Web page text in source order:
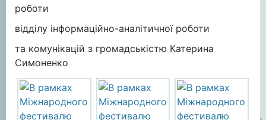
роботи
відділу інформаційно-аналітичної роботи
та комунікацій з громадськістю Катерина
Симоненко